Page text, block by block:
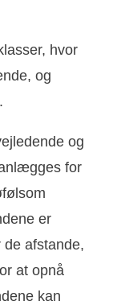
hvor
og
og
for
er
afstande,
at opnå
kan